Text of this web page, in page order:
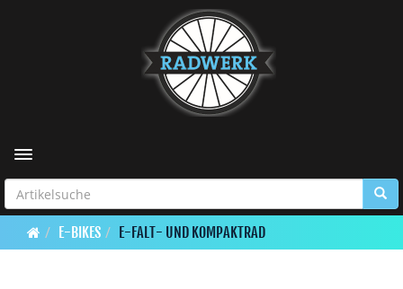
Toggle navigation
E-BIKES E-FALT- UND KOMPAKTRAD